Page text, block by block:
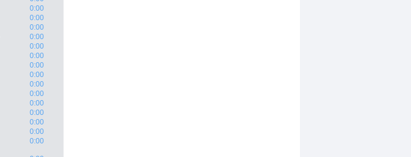
0:00
0:00
0:00
0:00
0:00
0:00
0:00
0:00
0:00
0:00
0:00
0:00
0:00
0:00
0:00